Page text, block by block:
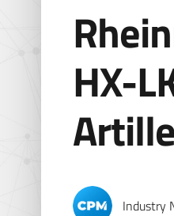
HX-
Industry